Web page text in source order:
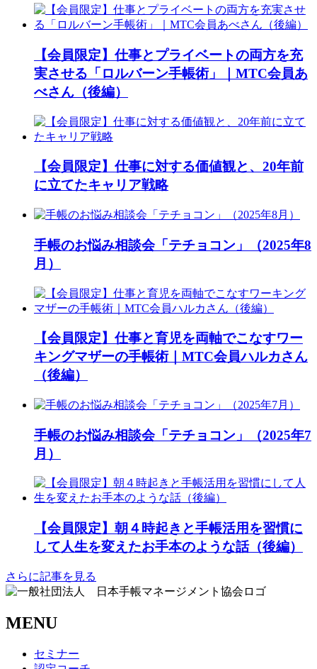
【会員限定】仕事とプライベートの両方を充
実させる「ロルバーン手帳術」｜MTC会員あ
べさん（後編）
【会員限定】仕事に対する価値観と、20年前
に立てたキャリア戦略
手帳のお悩み相談会「テチョコン」（2025年8
月）
【会員限定】仕事と育児を両軸でこなすワー
キングマザーの手帳術｜MTC会員ハルカさん
（後編）
手帳のお悩み相談会「テチョコン」（2025年7
月）
【会員限定】朝４時起きと手帳活用を習慣に
して人生を変えたお手本のような話（後編）
さらに記事を見る
MENU
セミナー